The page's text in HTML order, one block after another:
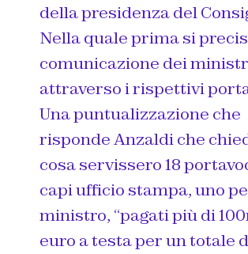
della presidenza del
Nella quale prima si
comunicazione dei
attraverso i rispettivi
Una puntualizzazione che
risponde Anzaldi che
cosa servissero 18
capi ufficio stampa, uno
ministro, “pagati più di
euro a testa per un totale